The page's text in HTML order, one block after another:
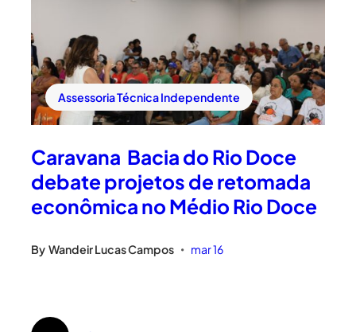
Assessoria Técnica Independente
Caravana Bacia do Rio Doce
debate projetos de retomada
econômica no Médio Rio Doce
By Wandeir Lucas Campos • mar 16